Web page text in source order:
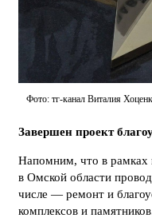
Фото: тг-канал Виталия
Завершен проект
Напомним, что в рамках
в Омской области
числе — ремонт и
комплексов и